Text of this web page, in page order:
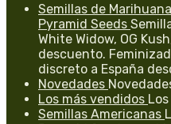
Semillas de
Pyramid Seeds
White Widow, OG
descuento.
discreto a España
Novedades
Los más vendidos
Semillas Americanas